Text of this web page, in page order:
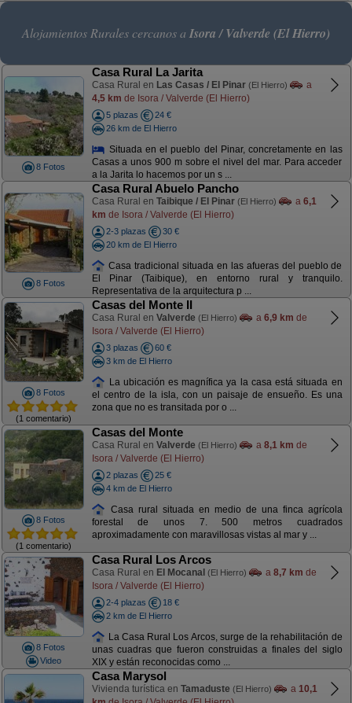
Alojamientos Rurales cercanos a Isora / Valverde (El Hierro)
8 Fotos
Casa Rural La Jarita
Casa Rural en Las Casas / El Pinar (El Hierro)
a
4,5 km de Isora / Valverde (El Hierro)
5 plazas
24 €
26 km de El Hierro
Situada en el pueblo del Pinar, concretamente en las
Casas a unos 900 m sobre el nivel del mar. Para acceder
a la Jarita lo hacemos por un s ...
8 Fotos
Casa Rural Abuelo Pancho
Casa Rural en Taibique / El Pinar (El Hierro) a 6,1
km de Isora / Valverde (El Hierro)
2-3 plazas
30 €
20 km de El Hierro
Casa tradicional situada en las afueras del pueblo de
El Pinar (Taibique), en entorno rural y tranquilo.
Representativa de la arquitectura p ...
8 Fotos
(1 comentario)
Casas del Monte II
Casa Rural en Valverde (El Hierro) a 6,9 km de
Isora / Valverde (El Hierro)
3 plazas
60 €
3 km de El Hierro
La ubicación es magnífica ya la casa está situada en
el centro de la isla, con un paisaje de ensueño. Es una
zona que no es transitada por o ...
8 Fotos
(1 comentario)
Casas del Monte
Casa Rural en Valverde (El Hierro) a 8,1 km de
Isora / Valverde (El Hierro)
2 plazas
25 €
4 km de El Hierro
Casa rural situada en medio de una finca agrícola
forestal de unos 7. 500 metros cuadrados
aproximadamente con maravillosas vistas al mar y ...
8 Fotos
Video
Casa Rural Los Arcos
Casa Rural en El Mocanal (El Hierro) a 8,7 km de
Isora / Valverde (El Hierro)
2-4 plazas
18 €
2 km de El Hierro
La Casa Rural Los Arcos, surge de la rehabilitación de
unas cuadras que fueron construidas a finales del siglo
XIX y están reconocidas como ...
Casa Marysol
Vivienda turística en Tamaduste (El Hierro) a 10,1